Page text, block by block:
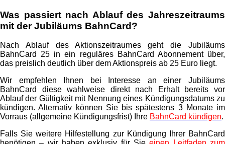
Was passiert nach Ablauf des Jahreszeitraums
mit der Jubiläums BahnCard?
Nach Ablauf des Aktionszeitraumes geht die Jubiläums
BahnCard 25 in ein reguläres BahnCard Abonnement über,
das preislich deutlich über dem Aktionspreis ab 25 Euro liegt.
Wir empfehlen Ihnen bei Interesse an einer Jubiläums
BahnCard diese wahlweise direkt nach Erhalt bereits vor
Ablauf der Gültigkeit mit Nennung eines Kündigungsdatums zu
kündigen. Alternativ können Sie bis spätestens 3 Monate im
Vorraus (allgemeine Kündigungsfrist) Ihre BahnCard kündigen.
Falls Sie weitere Hilfestellung zur Kündigung Ihrer BahnCard